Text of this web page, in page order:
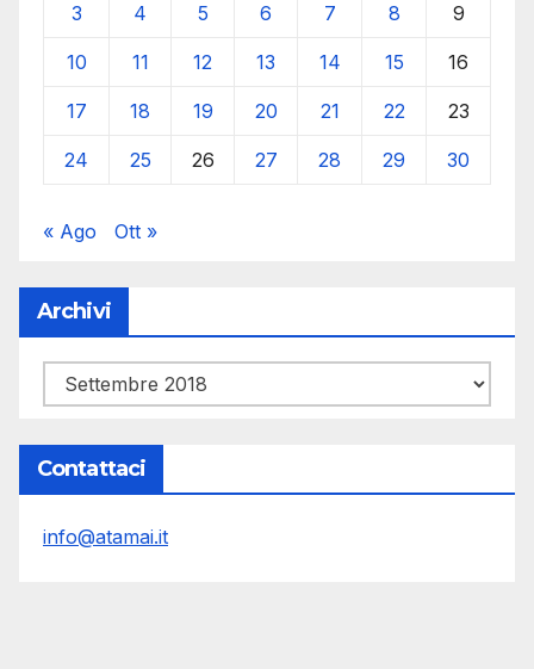
3 4 5 6 7 8 9
10 11 12 13 14 15 16
17 18 19 20 21 22 23
24 25 26 27 28 29 30
« Ago Ott »
Archivi
Archivi
Contattaci
info@atamai.it